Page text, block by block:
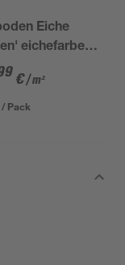
Eiche
eichefarben
€/ m²
Pack